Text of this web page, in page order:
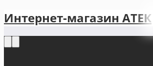
Интернет-магазин АТЕКㅤ